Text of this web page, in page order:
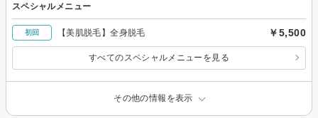
スペシャルメニュー
初回 【美肌脱毛】全身脱毛 ￥5,500
すべてのスペシャルメニューを見る
その他の情報を表示